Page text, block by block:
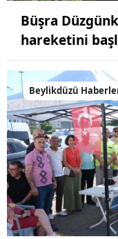
Büşra
hareketini
Beylikdüzü